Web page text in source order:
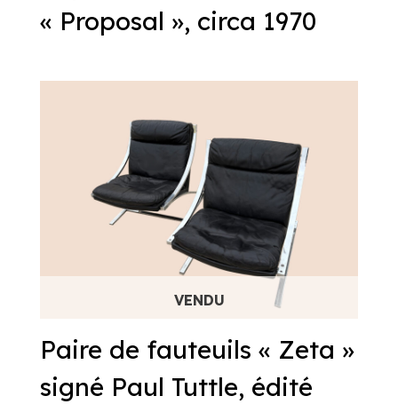
« Proposal », circa 1970
Paire de fauteuils « Zeta »
signé Paul Tuttle, édité